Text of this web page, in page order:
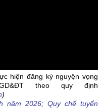
hiện đăng ký nguyện vọng
theo quy định
)
năm 2026; Quy chế tuyển